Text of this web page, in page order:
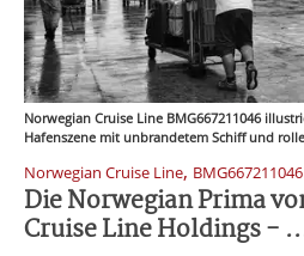
Norwegian Cruise Line BMG667211046
Hafenszene mit unbrandetem Schiff und
Norwegian Cruise Line, BMG667211046
Die Norwegian Prima
Cruise Line Holdings -